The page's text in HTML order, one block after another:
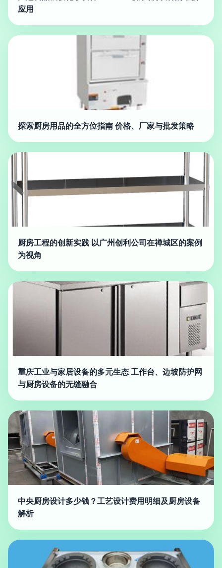
应用
探索厨房用品的全方位指南 价格、厂家与批发策略
厨房工程的创新实践 以广州创利公司在禅城区的案例
为视角
重庆工业与家居设备的多元生态 工作台、边坡防护网
与厨房设备的无缝融合
中央厨房设计多少钱？工艺设计费用明细及厨房设备
解析